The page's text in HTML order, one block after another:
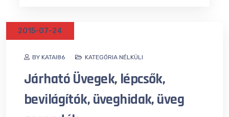
BY KATAI86
2015-07-24
KATEGÓRIA NÉLKÜLI
Járható Üvegek, lépcsők,
bevilágítók, üveghidak, üveg